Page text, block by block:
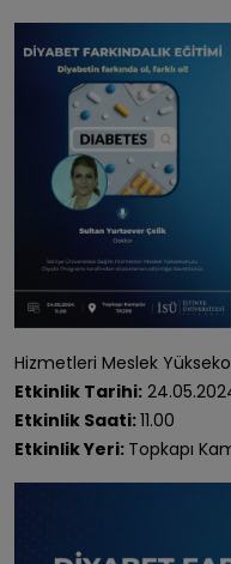
Hizmetleri Meslek
Etkinlik Tarihi:
Etkinlik Saati:11.00
Etkinlik Yeri: Topkapı